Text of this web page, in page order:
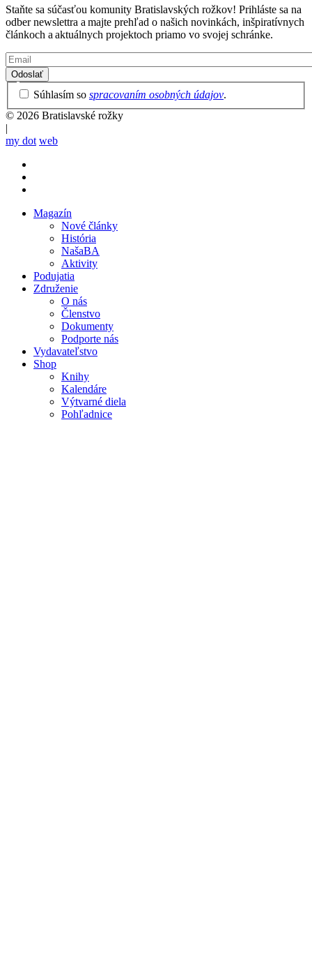
Staňte sa súčasťou komunity Bratislavských rožkov! Prihláste sa na
odber newslettra a majte prehľad o našich novinkách, inšpiratívnych
článkoch a aktuálnych projektoch priamo vo svojej schránke.
Email
Privacy
Policy
Súhlasím so spracovaním osobných údajov.
© 2026 Bratislavské rožky
|
my dot web
Magazín
Nové články
História
NašaBA
Aktivity
Podujatia
Združenie
O nás
Členstvo
Dokumenty
Podporte nás
Vydavateľstvo
Shop
Knihy
Kalendáre
Výtvarné diela
Pohľadnice